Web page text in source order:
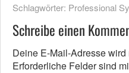
Schlagwörter: Professional
Schreibe einen
Deine E-Mail-Adresse
Erforderliche Felder sind